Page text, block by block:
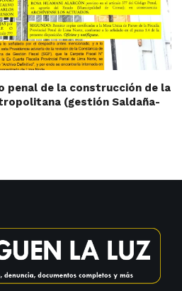
penal de la construcción de la
(gestión Saldaña-